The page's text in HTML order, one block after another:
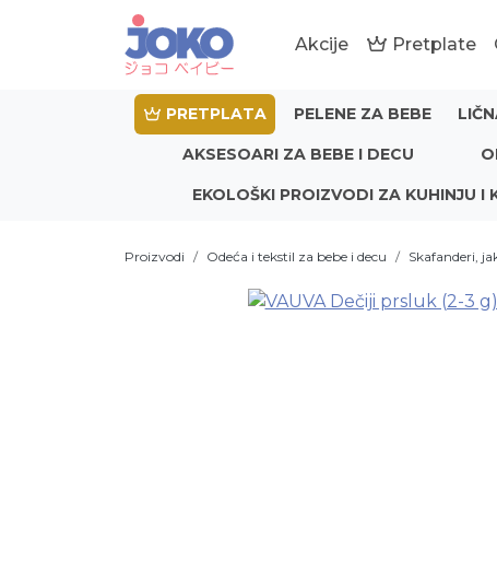
Akcije Pretplate
PRETPLATA PELENE ZA BEBE
AKSESOARI ZA BEBE I DECU
EKOLOŠKI PROIZVODI ZA KUHINJU I
Proizvodi Odeća i tekstil za bebe i decu Skafanderi,